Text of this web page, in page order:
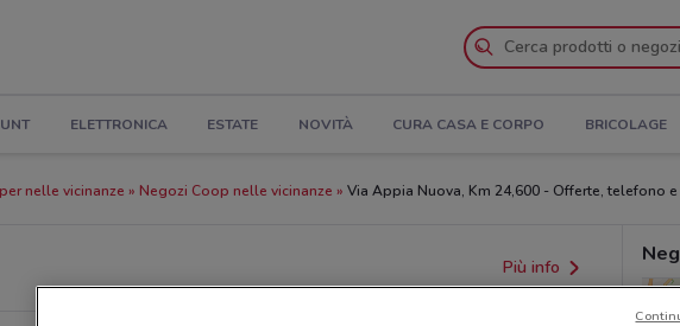
ELETTRONICA ESTATE NOVITÀ CURA CASA E CORPO BRICOLAGE
nelle vicinanze Negozi Coop nelle vicinanze Via Appia Nuova, Km 24,600 - Offerte, telefono e
Più info